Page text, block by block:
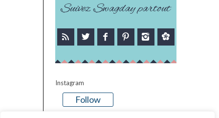
Suivez Swagday partout
Instagram
Follow